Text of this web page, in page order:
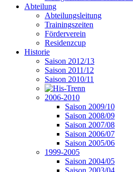
Abteilung
Abteilungsleitung
Trainingszeiten
Förderverein
Residenzcup
Historie
Saison 2012/13
Saison 2011/12
Saison 2010/11
2006-2010
Saison 2009/10
Saison 2008/09
Saison 2007/08
Saison 2006/07
Saison 2005/06
1999-2005
Saison 2004/05
Saison 2003/04